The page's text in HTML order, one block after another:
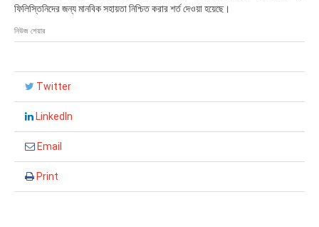
ফিলিস্তিনিদের জন্য মানবিক সহায়তা নিশ্চিত করার শর্ত দেওয়া হয়েছে।
নিউজ শেয়ার
Twitter
LinkedIn
Email
Print